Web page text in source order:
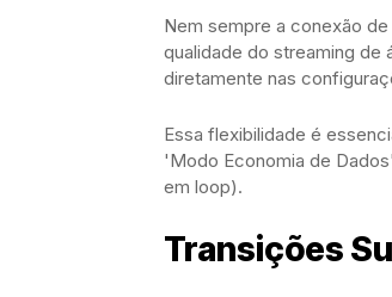
Nem sempre a conexão
qualidade do streaming de
diretamente nas
Essa flexibilidade é
'Modo Economia de
em loop).
Transições